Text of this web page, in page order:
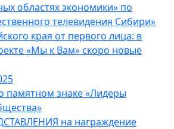
областях экономики» по
телевидения Сибири»
края от первого лица: в
«Мы к Вам» скоро новые
знаке «Лидеры
на награждение